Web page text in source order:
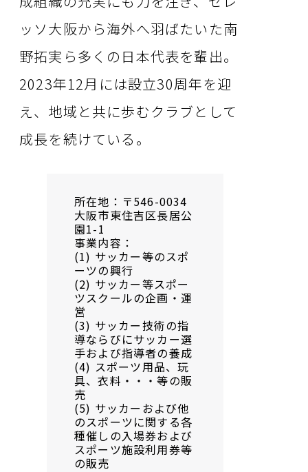
ッソ大阪から海外へ羽ばたいた南
野拓実ら多くの日本代表を輩出。
2023年12月には設立30周年を迎
え、地域と共に歩むクラブとして
成長を続けている。
所在地：〒546-0034
大阪市東住吉区長居公
園1-1
事業内容：
(1) サッカー等のスポ
ーツの興行
(2) サッカー等スポー
ツスクールの企画・運
営
(3) サッカー技術の指
導ならびにサッカー選
手および指導者の養成
(4) スポーツ用品、玩
具、衣料・・・等の販
売
(5) サッカーおよび他
のスポーツに関する各
種催しの入場券および
スポーツ施設利用券等
の販売